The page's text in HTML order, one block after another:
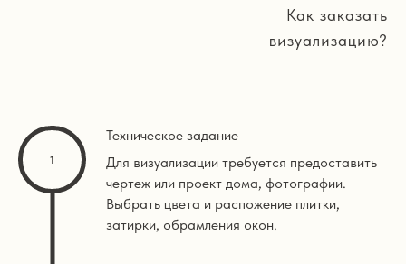
Как заказать
визуализацию?
Техническое задание
Для визуализации требуется предоставить
чертеж или проект дома, фотографии.
Выбрать цвета и распожение плитки,
затирки, обрамления окон.